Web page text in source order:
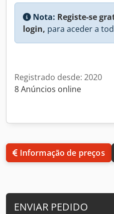
Nota: Registe-se
login, para aceder a
Registrado desde: 2020
8 Anúncios online
Informação de preços
ENVIAR PEDIDO